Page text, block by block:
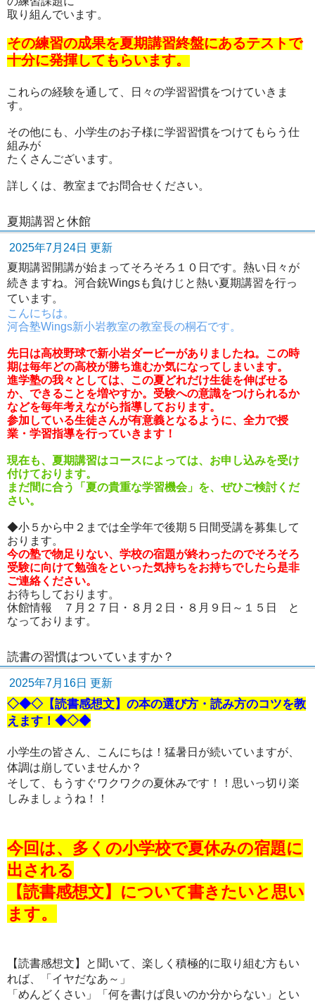
取り組んでいます。
その練習の成果を夏期講習終盤にあるテストで
十分に発揮してもらいます。
これらの経験を通して、日々の学習習慣をつけていきま
す。
その他にも、小学生のお子様に学習習慣をつけてもらう仕
組みが
たくさんございます。
詳しくは、教室までお問合せください。
夏期講習と休館
2025年7月24日 更新
夏期講習開講が始まってそろそろ１０日です。熱い日々が
続きますね。河合銃Wingsも負けじと熱い夏期講習を行っ
ています。
こんにちは。
河合塾Wings新小岩教室の教室長の桐石です。
先日は高校野球で新小岩ダービーがありましたね。この時
期は毎年どの高校が勝ち進むか気になってしまいます。
進学塾の我々としては、この夏どれだけ生徒を伸ばせる
か、できることを増やすか。受験への意識をつけられるか
などを毎年考えながら指導しております。
参加している生徒さんが有意義となるように、全力で授
業・学習指導を行っていきます！
現在も、夏期講習はコースによっては、お申し込みを受け
付けております。
まだ間に合う「夏の貴重な学習機会」を、ぜひご検討くだ
さい。
◆小５から中２までは全学年で後期５日間受講を募集して
おります。
今の塾で物足りない、学校の宿題が終わったのでそろそろ
受験に向けて勉強をといった気持ちをお持ちでしたら是非
ご連絡ください。
お待ちしております。
休館情報 ７月２７日・８月２日・８月９日～１５日 と
なっております。
読書の習慣はついていますか？
2025年7月16日 更新
◇◆◇【読書感想文】の本の選び方・読み方のコツを教
えます！◆◇◆
小学生の皆さん、こんにちは！猛暑日が続いていますが、
体調は崩していませんか？
そして、もうすぐワクワクの夏休みです！！思いっ切り楽
しみましょうね！！
今回は、多くの小学校で夏休みの宿題に
出される
【読書感想文】について書きたいと思い
ます。
【読書感想文】と聞いて、楽しく積極的に取り組む方もい
れば、「イヤだなあ～」
「めんどくさい」「何を書けば良いのか分からない」とい